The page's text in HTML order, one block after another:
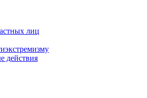
лиц
действия